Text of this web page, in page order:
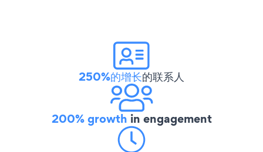
250%的增长的联系人
200% growth in engagement